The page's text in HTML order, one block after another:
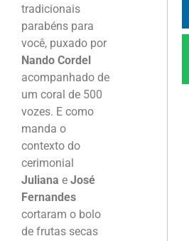
tradicionais
parabéns para
você, puxado por
Nando Cordel
acompanhado de
um coral de 500
vozes. E como
manda o
contexto do
cerimonial
Juliana e José
Fernandes
cortaram o bolo
de frutas secas